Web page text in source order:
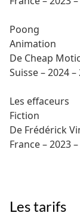
Poong
Animation
De Cheap
Suisse – 2024
Les effaceurs
Fiction
De Frédérick
France – 2023
Les tarifs